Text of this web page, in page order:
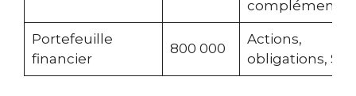
Portefeuille
financier
800 000
Actions,
obligations,